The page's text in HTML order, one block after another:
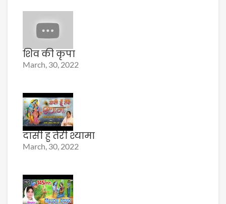
शिव की कृपा
March, 30, 2022
दासी हु तेरी श्यामा
March, 30, 2022